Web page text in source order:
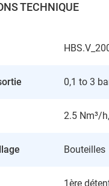
TECHNIQUE
0,1 to 3
2.5 Nm³/h,
Bouteilles
1ère